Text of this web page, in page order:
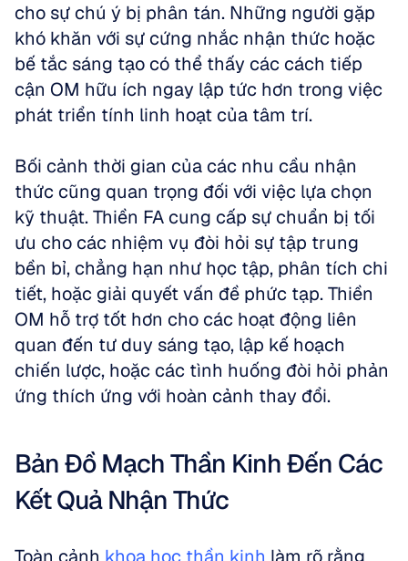
cho sự chú ý bị phân tán. Những người gặp
khó khăn với sự cứng nhắc nhận thức hoặc
bế tắc sáng tạo có thể thấy các cách tiếp
cận OM hữu ích ngay lập tức hơn trong việc
phát triển tính linh hoạt của tâm trí.
Bối cảnh thời gian của các nhu cầu nhận
thức cũng quan trọng đối với việc lựa chọn
kỹ thuật. Thiền FA cung cấp sự chuẩn bị tối
ưu cho các nhiệm vụ đòi hỏi sự tập trung
bền bỉ, chẳng hạn như học tập, phân tích chi
tiết, hoặc giải quyết vấn đề phức tạp. Thiền
OM hỗ trợ tốt hơn cho các hoạt động liên
quan đến tư duy sáng tạo, lập kế hoạch
chiến lược, hoặc các tình huống đòi hỏi phản
ứng thích ứng với hoàn cảnh thay đổi.
Bản Đồ Mạch Thần Kinh Đến Các
Kết Quả Nhận Thức